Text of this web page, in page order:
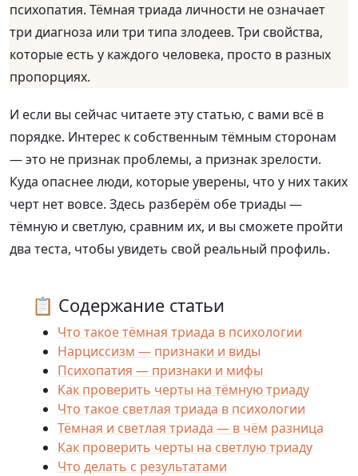
психопатия. Тёмная триада личности не означает
три диагноза или три типа злодеев. Три свойства,
которые есть у каждого человека, просто в разных
пропорциях.
И если вы сейчас читаете эту статью, с вами всё в
порядке. Интерес к собственным тёмным сторонам
— это не признак проблемы, а признак зрелости.
Куда опаснее люди, которые уверены, что у них таких
черт нет вовсе. Здесь разберём обе триады —
тёмную и светлую, сравним их, и вы сможете пройти
два теста, чтобы увидеть свой реальный профиль.
📋 Содержание статьи
Что такое тёмная триада в психологии
Нарциссизм — признаки и виды
Психопатия — признаки и мифы
Как проверить черты на тёмную триаду
Что такое светлая триада в психологии
Тёмная и светлая триада — в чём разница
Как проверить черты на светлую триаду
Что делать с результатами